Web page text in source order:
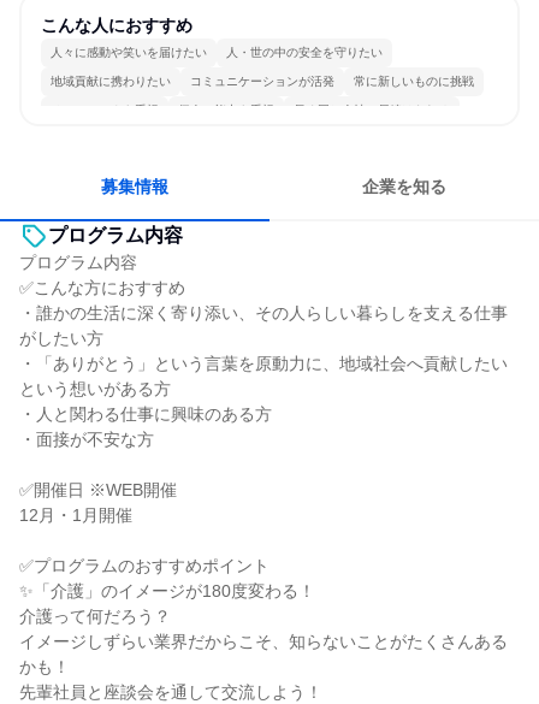
こんな人におすすめ
人々に感動や笑いを届けたい 人・世の中の安全を守りたい
地域貢献に携わりたい コミュニケーションが活発 常に新しいものに挑戦
チームワークを重視 個人の能力を重視 長く同じ会社に居続けられる
募集情報 企業を知る
プログラム内容
プログラム内容
✅こんな方におすすめ
・誰かの生活に深く寄り添い、その人らしい暮らしを支える仕事
がしたい方
・「ありがとう」という言葉を原動力に、地域社会へ貢献したい
という想いがある方
・人と関わる仕事に興味のある方
・面接が不安な方
✅開催日 ※WEB開催
12月・1月開催
✅プログラムのおすすめポイント
✨「介護」のイメージが180度変わる！
介護って何だろう？
イメージしずらい業界だからこそ、知らないことがたくさんある
かも！
先輩社員と座談会を通して交流しよう！